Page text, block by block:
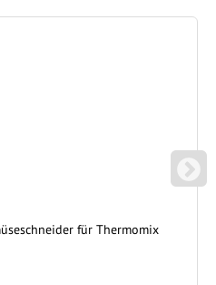
für Thermomix
N
EXT